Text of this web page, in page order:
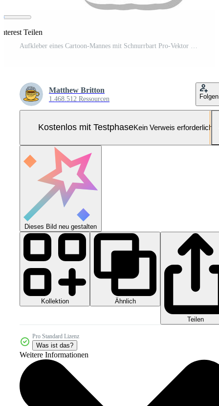
Teilen
Matthew Britton
1.468.512 Ressourcen Folgen
Kostenlos mit TestphaseKein Verweis erforderlich
Dieses Bild neu gestalten
Kollektion Ähnlich
Teilen
Pro Standard Lizenz
Was ist das?
Weitere Informationen